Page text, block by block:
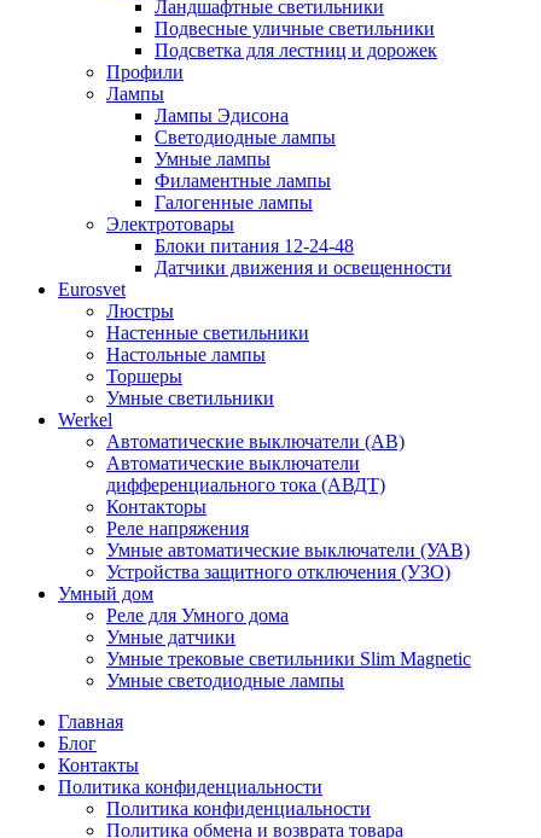
Ландшафтные светильники
Подвесные уличные светильники
Подсветка для лестниц и дорожек
Профили
Лампы
Лампы Эдисона
Светодиодные лампы
Умные лампы
Филаментные лампы
Галогенные лампы
Электротовары
Блоки питания 12-24-48
Датчики движения и освещенности
Eurosvet
Люстры
Настенные светильники
Настольные лампы
Торшеры
Умные светильники
Werkel
Автоматические выключатели (АВ)
Автоматические выключатели
дифференциального тока (АВДТ)
Контакторы
Реле напряжения
Умные автоматические выключатели (УАВ)
Устройства защитного отключения (УЗО)
Умный дом
Реле для Умного дома
Умные датчики
Умные трековые светильники Slim Magnetic
Умные светодиодные лампы
Главная
Блог
Контакты
Политика конфиденциальности
Политика конфиденциальности
Политика обмена и возврата товара